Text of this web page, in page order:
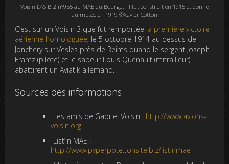
Voisin LAS B-2 n°955 au MAE du Bourget. Il fut construit en 1915 et donné
au musée en 1919 ©Xavier Cotton
C’est sur un Voisin 3 que fut remportée la première victoire
aérienne homologuée, le 5 octobre 1914 au dessus de
Jonchery sur Vesles près de Reims quand le sergent Joseph
Frantz (pilote) et le sapeur Louis Quenault (mitrailleur)
abattirent un Aviatik allemand.
Sources des informations
Les amis de Gabriel Voisin : http://www.avions-
voisin.org
List’in MAE :
http://www.pyperpote.tonsite.biz/listinmae